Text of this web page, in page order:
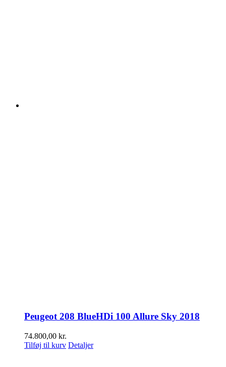
Peugeot 208 BlueHDi 100 Allure Sky 2018
74.800,00 kr.
Tilføj til kurv Detaljer